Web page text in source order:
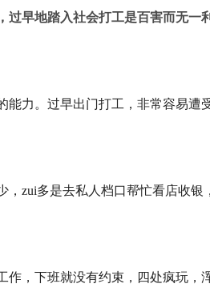
早地踏入社会打工是百害而无一利
力。过早出门打工，非常容易遭
zui多是去私人档口帮忙看店收
，下班就没有约束，四处疯玩，